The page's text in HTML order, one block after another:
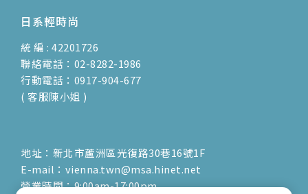
日系輕時尚
統 編 : 42201726
聯絡電話：02-8282-1986
行動電話：0917-904-677
( 客服陳小姐 )
地址：新北市蘆洲區光復路30巷16號1F
E-mail：vienna.twn@msa.hinet.net
營業時間：9:00am-17:00pm